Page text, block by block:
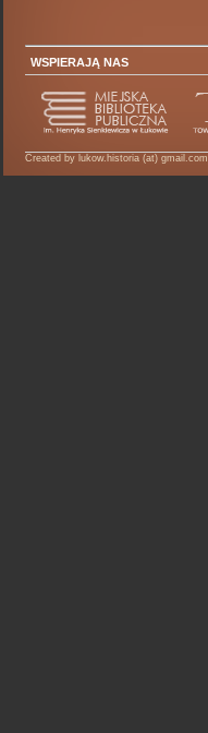
WSPIERAJĄ NAS
Created by lukow.historia (at) gmail.com